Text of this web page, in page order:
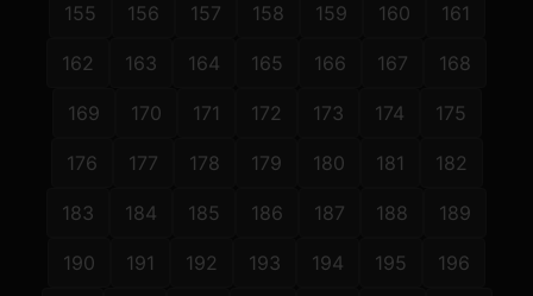
155 156 157 158 159 160 161
162 163 164 165 166 167 168
169 170 171 172 173 174 175
176 177 178 179 180 181 182
183 184 185 186 187 188 189
190 191 192 193 194 195 196